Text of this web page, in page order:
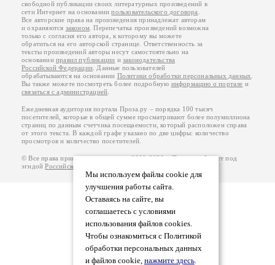
Мы используем файлы cookie для
улучшения работы сайта.
Оставаясь на сайте, вы
соглашаетесь с условиями
использования файлов cookies.
Чтобы ознакомиться с Политикой
обработки персональных данных
и файлов cookie, нажмите здесь.
свободной публикации своих литературных произведений в
сети Интернет на основаниипользовательского договора
Все авторские права на произведения принадлежат авторам
и охраняются законом . Перепечатка произведений возможна
только с согласия его автора, к которому вы можете
обратиться на его авторской странице. Ответственность за
тексты произведений авторы несут самостоятельно на
основанииправил публикации изаконодательства
Российской Федерации . Данные пользователей
обрабатываются на основании Политики обработки персональных данных
Вы также можете посмотреть более подробную информацию о портале и
связаться с администрацией
Ежедневная аудитория портала Проза.ру – порядка 100 тысяч
посетителей, которые в общей сумме просматривают более полумиллиона
страниц по данным счетчика посещаемости, который расположен справа
от этого текста. В каждой графе указано по две цифры: количество
просмотров и количество посетителей.
© Все права принадлежат авторам, 2000-2026. Портал работает под
эгидойРоссийского союза писателей